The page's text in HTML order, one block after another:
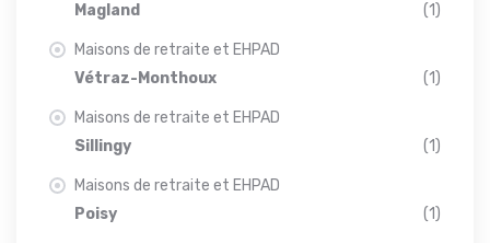
Magland
(1)
Maisons de retraite et EHPAD
Vétraz-Monthoux
(1)
Maisons de retraite et EHPAD
Sillingy
(1)
Maisons de retraite et EHPAD
Poisy
(1)